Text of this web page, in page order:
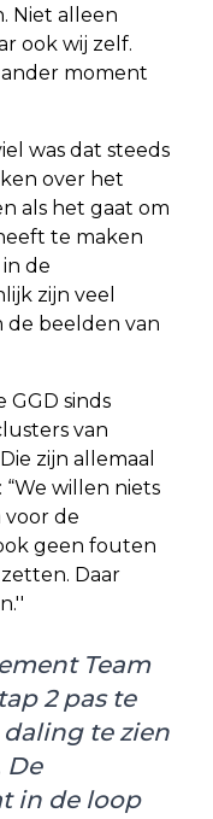
Niet alleen
ook wij zelf.
moment
was dat steeds
over het
als het gaat om
te maken
de
zijn veel
de beelden van
sinds
van
zijn allemaal
willen niets
voor de
geen fouten
Daar
Team
2 pas te
daling te zien
De
in de loop